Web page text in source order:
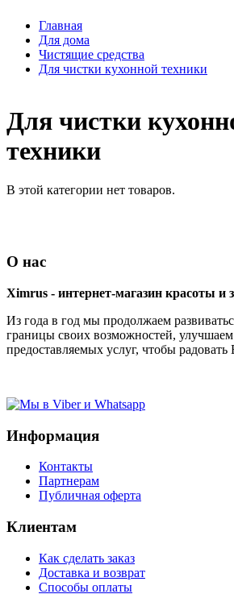
Главная
Для дома
Чистящие средства
Для чистки кухонной техники
Для чистки
техники
В этой категории нет товаров.
О нас
Ximrus - интернет-магазин красоты и
Из года в год мы продолжаем
границы своих возможностей, улучшаем
предоставляемых услуг, чтобы
Информация
Контакты
Партнерам
Публичная оферта
Клиентам
Как сделать заказ
Доставка и возврат
Способы оплаты